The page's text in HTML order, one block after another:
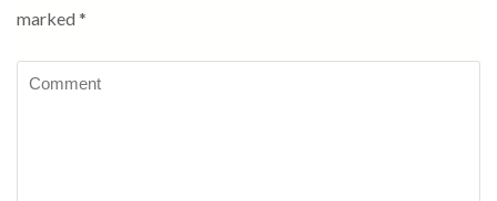
marked *